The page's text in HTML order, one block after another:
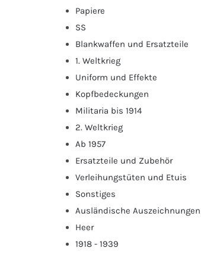
Papiere
SS
Blankwaffen und Ersatzteile
1. Weltkrieg
Uniform und Effekte
Kopfbedeckungen
Militaria bis 1914
2. Weltkrieg
Ab 1957
Ersatzteile und Zubehör
Verleihungstüten und Etuis
Sonstiges
Ausländische Auszeichnungen
Heer
1918 - 1939